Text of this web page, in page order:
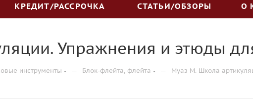
КРЕДИТ/РАССРОЧКА СТАТЬИ/ОБЗОРЫ О
Упражнения и этюды
инструменты — Блок-флейта, флейта — Муаз М. Школа